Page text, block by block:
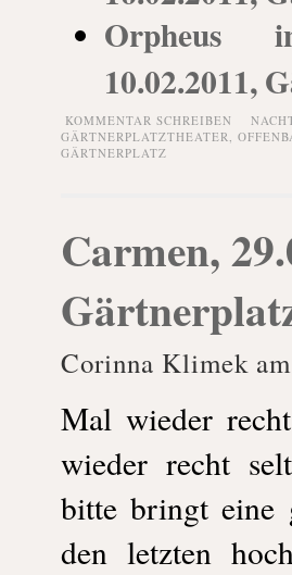
Orpheus
10.02.2011,
KOMMENTAR SCHREIBEN
GÄRTNERPLATZTHEATER,
GÄRTNERPLATZ
Carmen,
Corinna Klimek
Mal wieder
wieder recht
bitte bringt eine
den letzten